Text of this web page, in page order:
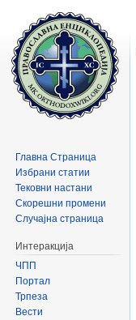
Главна Страница
Избрани статии
Тековни настани
Скорешни промени
Случајна страница
Интеракција
ЧПП
Портал
Трпеза
Вести